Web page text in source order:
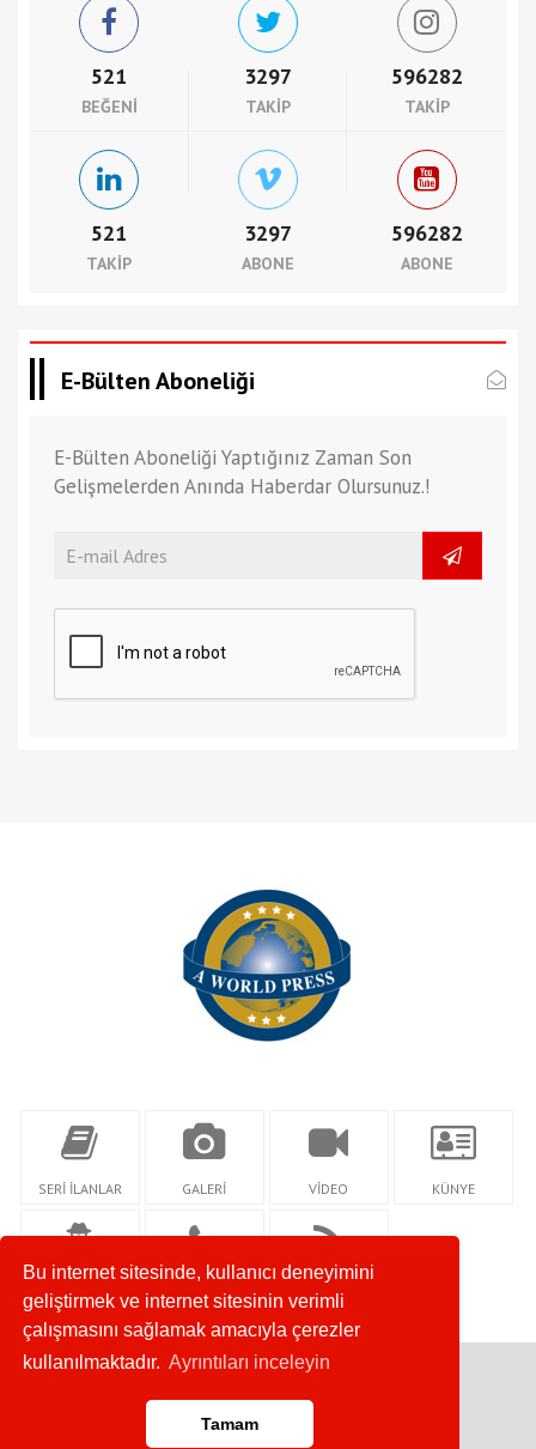
Bu internet sitesinde, kullanıcı deneyimini
geliştirmek ve internet sitesinin verimli
çalışmasını sağlamak amacıyla çerezler
kullanılmaktadır. Ayrıntıları inceleyin
Tamam
521
BEĞENI
3297
TAKIP
596282
TAKIP
521
TAKIP
3297
ABONE
596282
ABONE
E-Bülten Aboneliği
E-Bülten Aboneliği Yaptığınız Zaman Son
Gelişmelerden Anında Haberdar Olursunuz.!
SERİ İLANLAR GALERİ VİDEO KÜNYE
İLETİŞİM RSS
Anasayfa
RSS